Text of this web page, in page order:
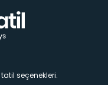
seçenekleri.